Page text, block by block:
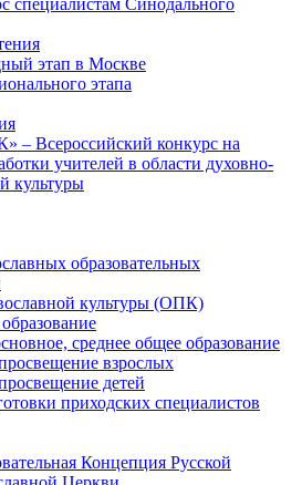
специалистам Синодального
этап в Москве
этапа
– Всероссийский конкурс на
учителей в области духовно-
культуры
образовательных
культуры (ОПК)
среднее общее образование
взрослых
детей
приходских специалистов
Концепция Русской